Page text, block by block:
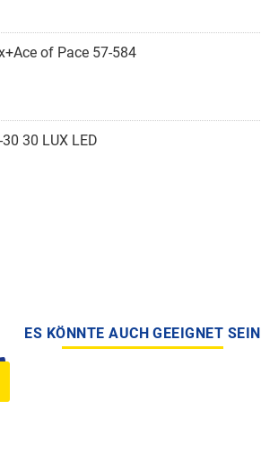
of Pace 57-584
30 LUX LED
ES KÖNNTE AUCH GEEIGNET SEIN